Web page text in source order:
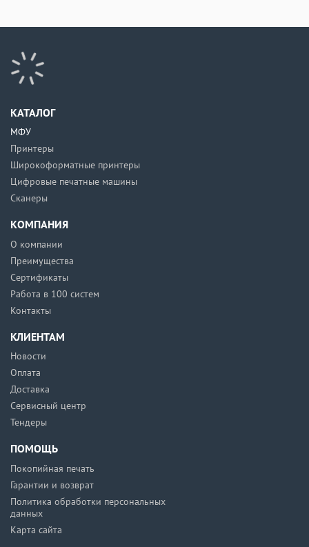
КАТАЛОГ
МФУ
Принтеры
Широкоформатные принтеры
Цифровые печатные машины
Сканеры
КОМПАНИЯ
О компании
Преимущества
Сертификаты
Работа в 100 систем
Контакты
КЛИЕНТАМ
Новости
Оплата
Доставка
Сервисный центр
Тендеры
ПОМОЩЬ
Покопийная печать
Гарантии и возврат
Политика обработки персональных
данных
Карта сайта